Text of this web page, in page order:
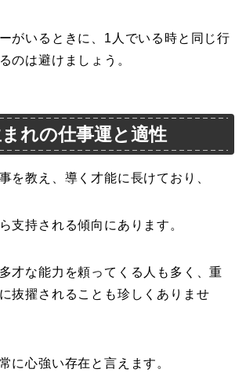
がいるときに、1人でいる時と同じ行
のは避けましょう。
れの仕事運と適性
を教え、導く才能に長けており、
支持される傾向にあります。
才な能力を頼ってくる人も多く、重
抜擢されることも珍しくありませ
に心強い存在と言えます。